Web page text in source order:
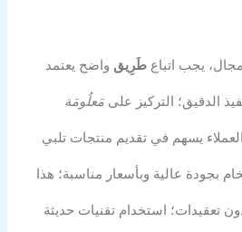
يجب اتباع طَرِيق واضح يعتمد
الدقيق؛ التركيز على مَعلُومَة
يسهم في تقديم منتجات تلبي
بجودة عالية وبأسعار مناسبة؛ هذا
تعقيدات؛ استخدام تقنيات حديثة